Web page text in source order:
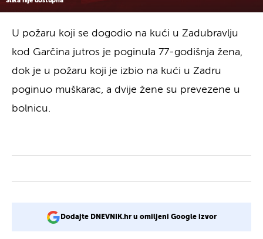
U požaru koji se dogodio na kući u Zadubravlju
kod Garčina jutros je poginula 77-godišnja žena,
dok je u požaru koji je izbio na kući u Zadru
poginuo muškarac, a dvije žene su prevezene u
bolnicu.
Dodajte DNEVNIK.hr u omiljeni Google izvor